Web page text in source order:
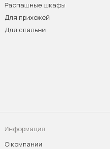
Распашные шкафы
Для прихожей
Для спальни
Информация
О компании